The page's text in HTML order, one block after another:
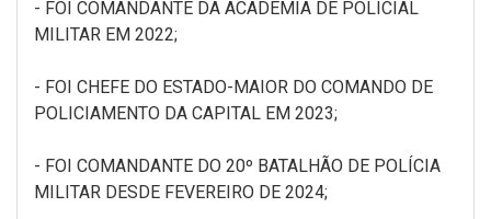
- FOI COMANDANTE DA ACADEMIA DE POLICIAL
MILITAR EM 2022;
- FOI CHEFE DO ESTADO-MAIOR DO COMANDO DE
POLICIAMENTO DA CAPITAL EM 2023;
- FOI COMANDANTE DO 20º BATALHÃO DE POLÍCIA
MILITAR DESDE FEVEREIRO DE 2024;